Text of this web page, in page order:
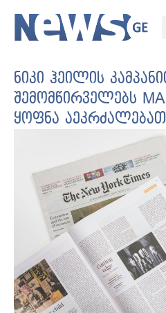
ნიკი ჰეილის
შემომწირველებს
ყოფნა